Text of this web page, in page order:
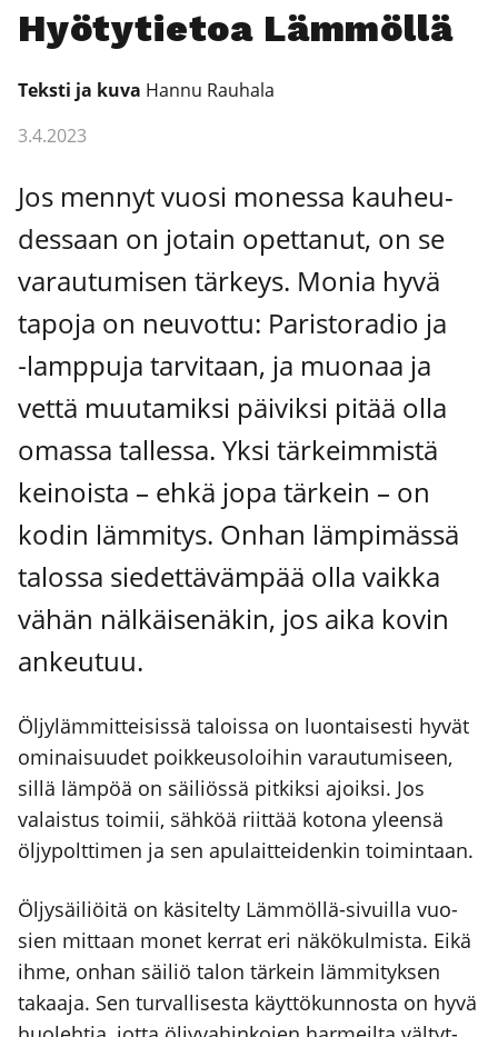
Hyö­ty­tie­toa Läm­möl­lä
Teks­ti ja kuva Han­nu Rau­ha­la
3.4.2023
Jos men­nyt vuo­si mones­sa kau­heu­
des­saan on jotain opet­ta­nut, on se
varau­tu­mi­sen tär­keys. Monia hyvä
tapo­ja on neu­vot­tu: Paris­to­ra­dio ja
‑lamp­pu­ja tar­vi­taan, ja muo­naa ja
vet­tä muu­ta­mik­si päi­vik­si pitää olla
omas­sa tal­les­sa. Yksi tär­keim­mis­tä
kei­nois­ta – ehkä jopa tär­kein – on
kodin läm­mi­tys. Onhan läm­pi­mäs­sä
talos­sa sie­det­tä­väm­pää olla vaik­ka
vähän näl­käi­se­nä­kin, jos aika kovin
ankeu­tuu.
Öljy­läm­mit­tei­sis­sä talois­sa on luon­tai­ses­ti hyvät
omi­nai­suu­det poik­keus­o­loi­hin varau­tu­mi­seen,
sil­lä läm­pöä on säi­liös­sä pit­kik­si ajoik­si. Jos
valais­tus toi­mii, säh­köä riit­tää koto­na yleen­sä
öljy­polt­ti­men ja sen apu­lait­tei­den­kin toi­min­taan.
Öljy­säi­liöi­tä on käsi­tel­ty Läm­möl­lä-sivuil­la vuo­
sien mit­taan monet ker­rat eri näkö­kul­mis­ta. Eikä
ihme, onhan säi­liö talon tär­kein läm­mi­tyk­sen
takaa­ja. Sen tur­val­li­ses­ta käyt­tö­kun­nos­ta on hyvä